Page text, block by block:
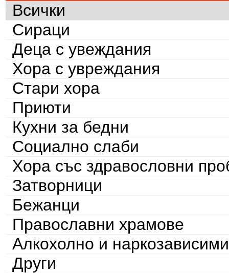
Всички
Сираци
Деца с увеждания
Хора с увреждания
Стари хора
Приюти
Кухни за бедни
Социално слаби
Хора със здравословни
Затворници
Бежанци
Православни храмове
Алкохолно и наркозависими
Други